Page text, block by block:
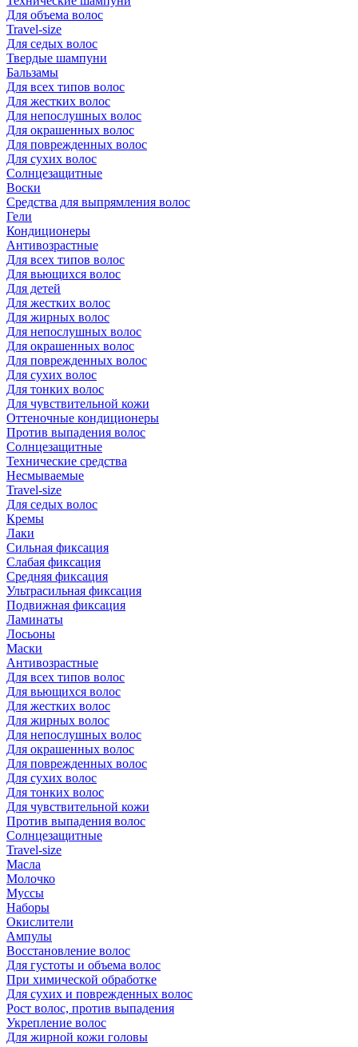
Для объема волос
Travel-size
Для седых волос
Твердые шампуни
Бальзамы
Для всех типов волос
Для жестких волос
Для непослушных волос
Для окрашенных волос
Для поврежденных волос
Для сухих волос
Солнцезащитные
Воски
Средства для выпрямления волос
Гели
Кондиционеры
Антивозрастные
Для всех типов волос
Для вьющихся волос
Для детей
Для жестких волос
Для жирных волос
Для непослушных волос
Для окрашенных волос
Для поврежденных волос
Для сухих волос
Для тонких волос
Для чувствительной кожи
Оттеночные кондиционеры
Против выпадения волос
Солнцезащитные
Технические средства
Несмываемые
Travel-size
Для седых волос
Кремы
Лаки
Сильная фиксация
Слабая фиксация
Средняя фиксация
Ультрасильная фиксация
Подвижная фиксация
Ламинаты
Лосьоны
Маски
Антивозрастные
Для всех типов волос
Для вьющихся волос
Для жестких волос
Для жирных волос
Для непослушных волос
Для окрашенных волос
Для поврежденных волос
Для сухих волос
Для тонких волос
Для чувствительной кожи
Против выпадения волос
Солнцезащитные
Travel-size
Масла
Молочко
Муссы
Наборы
Окислители
Ампулы
Восстановление волос
Для густоты и объема волос
При химической обработке
Для сухих и поврежденных волос
Рост волос, против выпадения
Укрепление волос
Для жирной кожи головы